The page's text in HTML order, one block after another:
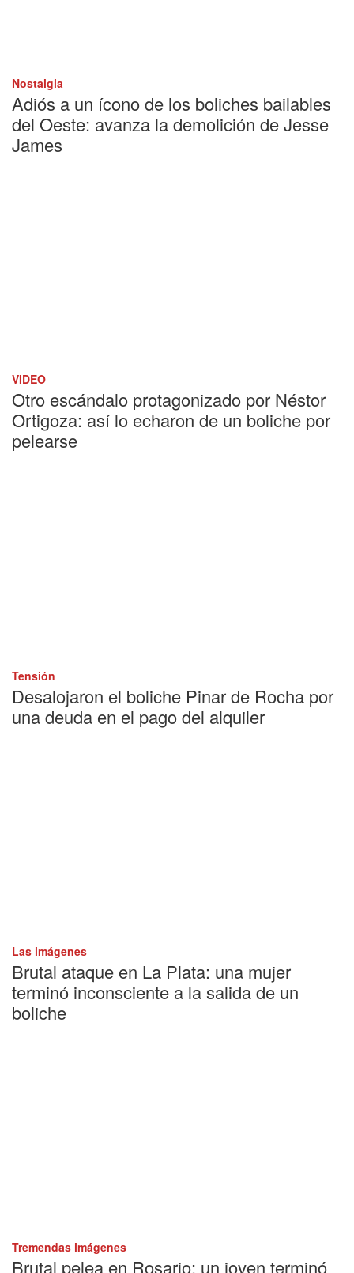
Nostalgia
Adiós a un ícono de los boliches bailables
del Oeste: avanza la demolición de Jesse
James
VIDEO
Otro escándalo protagonizado por Néstor
Ortigoza: así lo echaron de un boliche por
pelearse
Tensión
Desalojaron el boliche Pinar de Rocha por
una deuda en el pago del alquiler
Las imágenes
Brutal ataque en La Plata: una mujer
terminó inconsciente a la salida de un
boliche
Tremendas imágenes
Brutal pelea en Rosario: un joven terminó